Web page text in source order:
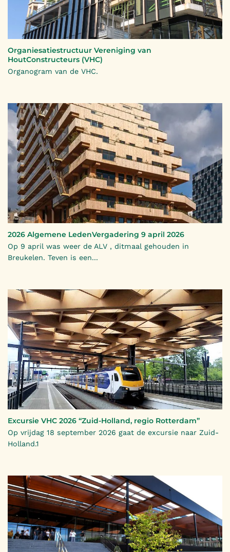
Organiesatiestructuur Vereniging van
HoutConstructeurs (VHC)
Organogram van de VHC.
2026 Algemene LedenVergadering 9 april 2026
Op 9 april was weer de ALV , ditmaal gehouden in
Breukelen. Teven is een...
Excursie VHC 2026 “Zuid-Holland, regio Rotterdam”
Op vrijdag 18 september 2026 gaat de excursie naar Zuid-
Holland.1